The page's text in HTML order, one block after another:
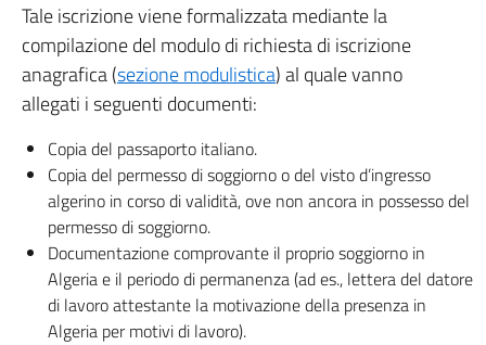
Tale iscrizione viene formalizzata mediante la
compilazione del modulo di richiesta di iscrizione
anagrafica (sezione modulistica) al quale vanno
allegati i seguenti documenti:
Copia del passaporto italiano.
Copia del permesso di soggiorno o del visto d’ingresso
algerino in corso di validità, ove non ancora in possesso del
permesso di soggiorno.
Documentazione comprovante il proprio soggiorno in
Algeria e il periodo di permanenza (ad es., lettera del datore
di lavoro attestante la motivazione della presenza in
Algeria per motivi di lavoro).